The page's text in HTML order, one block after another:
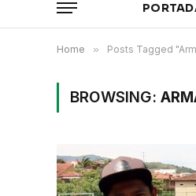
Home » Posts Tagged
BROWSING: